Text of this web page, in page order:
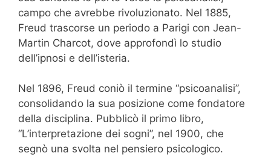
campo che avrebbe rivoluzionato. Nel 1885,
Freud trascorse un periodo a Parigi con Jean-
Martin Charcot, dove approfondì lo studio
dell’ipnosi e dell’isteria.
Nel 1896, Freud coniò il termine “psicoanalisi”,
consolidando la sua posizione come fondatore
della disciplina. Pubblicò il primo libro,
“L’interpretazione dei sogni”, nel 1900, che
segnò una svolta nel pensiero psicologico.